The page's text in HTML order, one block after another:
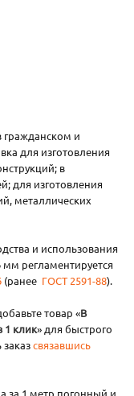
гражданском и
для изготовления
в
для изготовления
металлических
и использования
регламентируется
(ранее ГОСТ 2591-88).
товар «В
1 клик» для быстрого
связавшись
за 1 метр погонный и